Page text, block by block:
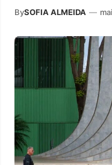
BySOFIA ALMEIDA —